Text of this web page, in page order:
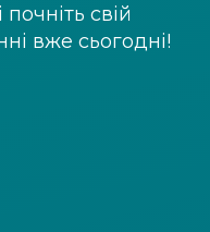
і почніть свій
вже сьогодні!